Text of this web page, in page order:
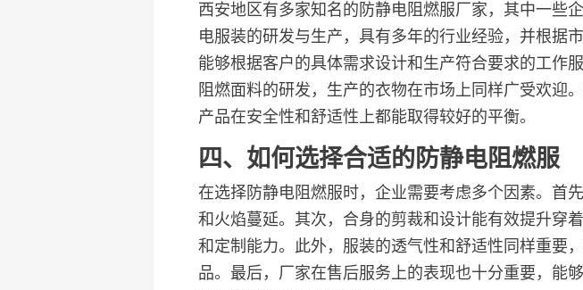
西安地区有多家知名的防静电阻燃服厂家，其中一些
电服装的研发与生产，具有多年的行业经验，并根据
能够根据客户的具体需求设计和生产符合要求的工作
阻燃面料的研发，生产的衣物在市场上同样广受欢迎
产品在安全性和舒适性上都能取得较好的平衡。
四、如何选择合适的防静电阻燃服
在选择防静电阻燃服时，企业需要考虑多个因素。首
和火焰蔓延。其次，合身的剪裁和设计能有效提升穿
和定制能力。此外，服装的透气性和舒适性同样重要
品。最后，厂家在售后服务上的表现也十分重要，能